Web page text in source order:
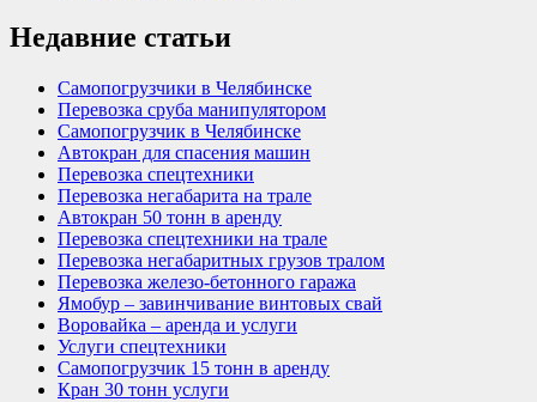
Недавние статьи
Самопогрузчики в Челябинске
Перевозка сруба манипулятором
Самопогрузчик в Челябинске
Автокран для спасения машин
Перевозка спецтехники
Перевозка негабарита на трале
Автокран 50 тонн в аренду
Перевозка спецтехники на трале
Перевозка негабаритных грузов тралом
Перевозка железо-бетонного гаража
Ямобур – завинчивание винтовых свай
Воровайка – аренда и услуги
Услуги спецтехники
Самопогрузчик 15 тонн в аренду
Кран 30 тонн услуги